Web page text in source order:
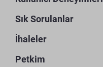
Sık Sorulanlar
İhaleler
Petkim